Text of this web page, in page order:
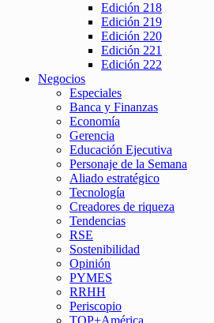
Edición 218
Edición 219
Edición 220
Edición 221
Edición 222
Negocios
Especiales
Banca y Finanzas
Economía
Gerencia
Educación Ejecutiva
Personaje de la Semana
Aliado estratégico
Tecnología
Creadores de riqueza
Tendencias
RSE
Sostenibilidad
Opinión
PYMES
RRHH
Periscopio
TOP+América